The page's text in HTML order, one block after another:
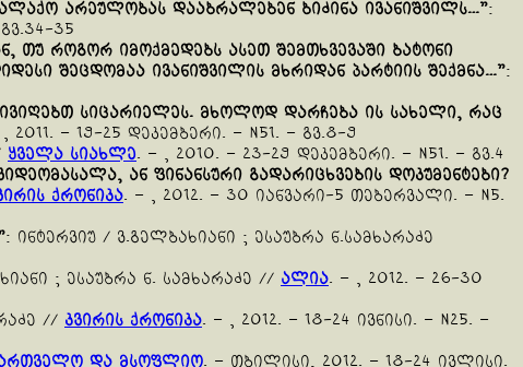
არეულობას დააბრალებენ ბიძინა ივანიშვილს…”:
35
, თუ როგორ იმოქმედებს ასეთ შემთხვევაში ბატონი
შეცდომაა ივანიშვილის მხრიდან პარტიის შექმნა…”:
სიცარიელეს. მხოლოდ დარჩება ის სახელი, რაც
2011. – 19-25 დეკემბერი. – N51. – გვ.8-9
ყველა სიახლე. – , 2010. – 23-29 დეკემბერი. – N51. – გვ.4
, ან ფინანსური გადარიცხვების დოკუმენტები?
ქრონიკა. – , 2012. – 30 იანვარი-5 თებერვალი. – N5.
: ინტერვიუ / ვ.გელბახიანი ; ესაუბრა ნ.სამხარაძე
; ესაუბრა ნ. სამხარაძე // ალია. – , 2012. – 26-30
// კვირის ქრონიკა. – , 2012. – 18-24 ივნისი. – N25. –
და მსოფლიო. – თბილისი, 2012. – 18-24 ივლისი.